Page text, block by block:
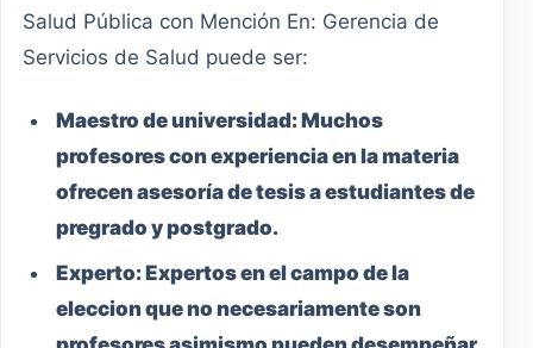
Salud Pública con Mención En: Gerencia de
Servicios de Salud puede ser:
Maestrode universidad:Muchos
profesores con experiencia en la materia
ofrecen asesoría de tesis a estudiantes de
pregrado y postgrado.
Experto:Expertos en el campo de la
eleccion que no necesariamente son